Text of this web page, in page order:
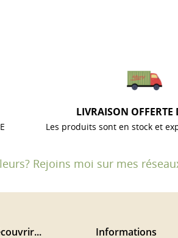
LIVRAISON OFFERTE
Les produits sont en stock et
Rejoins moi sur mes
Informations